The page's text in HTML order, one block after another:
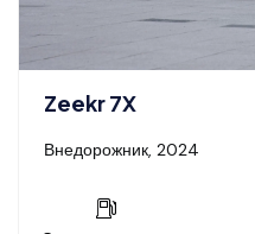
Zeekr 7X
Внедорожник, 2024